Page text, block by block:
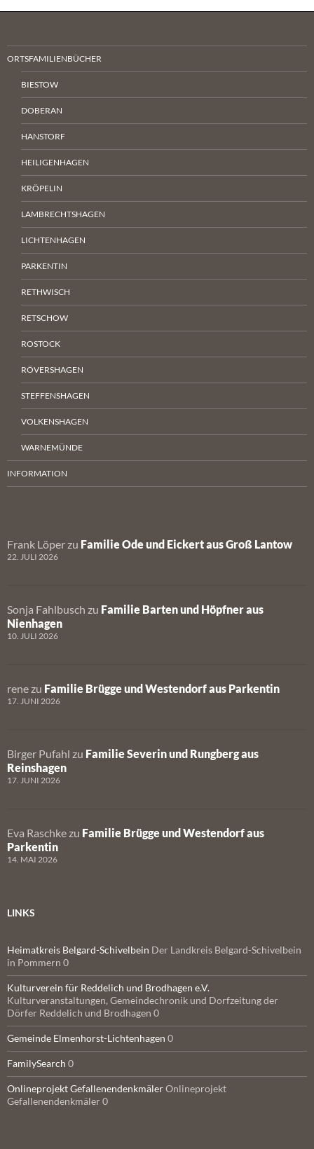
ORTSFAMILIENBÜCHER
BIESTOW
DOBERAN
HANSTORF
HEILIGENHAGEN
KRÖPELIN
LAMBRECHTSHAGEN
LICHTENHAGEN
PARKENTIN
RETHWISCH
RETSCHOW
ROSTOCK
RÖVERSHAGEN
STEFFENSHAGEN
VOLKENSHAGEN
WARNEMÜNDE
INFORMATION
Frank Löper zu Familie Ode und Eickert aus Groß Lantow
22. JULI 2026
Sonja Fahlbusch zu Familie Barten und Höpfner aus
Nienhagen
10. JULI 2026
rene zu Familie Brügge und Westendorf aus Parkentin
17. JUNI 2026
Birger Pufahl zu Familie Severin und Rungberg aus
Reinshagen
17. JUNI 2026
Eva Raschke zu Familie Brügge und Westendorf aus
Parkentin
14. MAI 2026
LINKS
Heimatkreis Belgard-Schivelbein Der Landkreis Belgard-Schivelbein
in Pommern 0
Kulturverein für Reddelich und Brodhagen e.V.
Kulturveranstaltungen, Gemeindechronik und Dorfzeitung der
Dörfer Reddelich und Brodhagen 0
Gemeinde Elmenhorst-Lichtenhagen 0
FamilySearch 0
Onlineprojekt GefallenendenkmälerOnlineprojekt
Gefallenendenkmäler 0